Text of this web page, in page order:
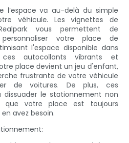
l’espace va au-delà du simple
véhicule. Les vignettes de
vous permettent de
votre place de
l'espace disponible dans
autocollants vibrants et
place devient un jeu d'enfant,
frustrante de votre véhicule
de voitures. De plus, ces
le stationnement non
que votre place est toujours
avez besoin.